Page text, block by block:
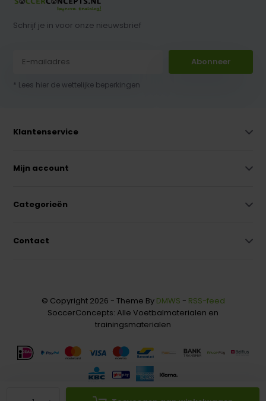
Schrijf je in voor onze nieuwsbrief
Abonneer
* Lees hier de wettelijke beperkingen
Klantenservice
Mijn account
Categorieën
Contact
© Copyright 2026 - Theme By DMWS - RSS-feed
SoccerConcepts: Alle Voetbalmaterialen en
trainingsmaterialen